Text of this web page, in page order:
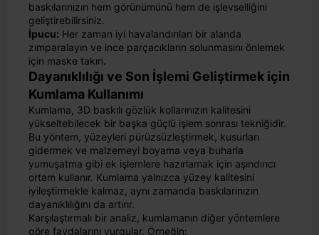
baskılarınızın hem görünümünü hem de işlevselliğini
geliştirebilirsiniz.
İpucu: Her zaman iyi havalandırılan bir alanda
zımparalayın ve ince parçacıkların solunmasını önlemek
için maske takın.
Dayanıklılığı ve Son İşlemi Geliştirmek için
Kumlama Kullanımı
Kumlama, 3D baskılı gözlük kollarınızın kalitesini
yükseltebilecek bir başka güçlü işlem sonrası tekniğidir.
Bu yöntem, yüzeyleri pürüzsüzleştirmek, kusurları
gidermek ve malzemeyi boyama veya buharla
yumuşatma gibi ek işlemlere hazırlamak için aşındırıcı
ortam kullanır. Kumlama yalnızca yüzey kalitesini
iyileştirmekle kalmaz, aynı zamanda baskılarınızın
dayanıklılığını da artırır.
Karşılaştırmalı bir analiz, kumlamanın diğer yöntemlere
göre faydalarını vurgular. Örneğin: